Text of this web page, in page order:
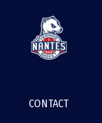
CONTACT